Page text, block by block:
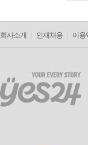
회사소개 인재채용 이용